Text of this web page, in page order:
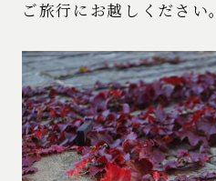
ご旅行にお越しください。